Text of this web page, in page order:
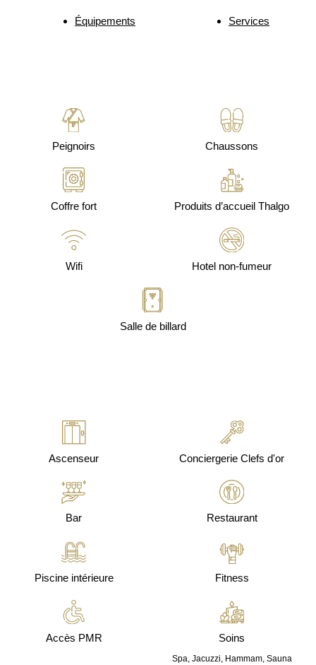
Équipements Services
Peignoirs Chaussons
Coffre fort Produits d’accueil Thalgo
Wifi Hotel non-fumeur
Salle de billard
Ascenseur Conciergerie Clefs d'or
Bar Restaurant
Piscine intérieure Fitness
Accès PMR Soins
Spa, Jacuzzi, Hammam, Sauna